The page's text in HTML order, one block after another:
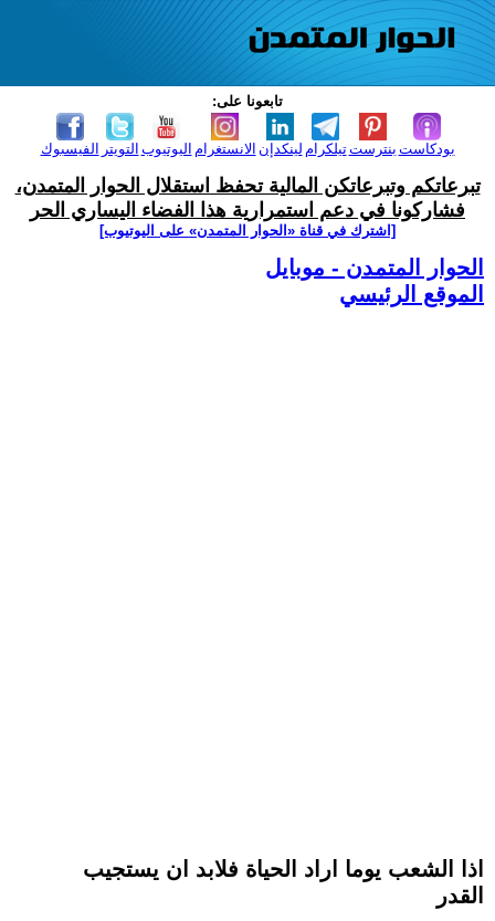
تابعونا على:
الفيسبوك التويتر اليوتيوب الانستغرام لينكدإن تيلكرامبنترست بودكاست
تبرعاتكم وتبرعاتكن المالية تحفظ استقلال الحوار المتمدن،
فشاركونا في دعم استمرارية هذا الفضاء اليساري الحر
[اشترك في قناة ‫«الحوار المتمدن» على اليوتيوب]
الحوار المتمدن - موبايل
الموقع الرئيسي
اذا الشعب يوما اراد الحياة فلابد ان يستجيب
القدر